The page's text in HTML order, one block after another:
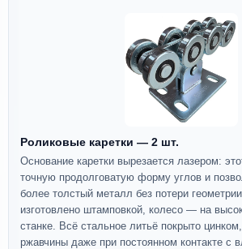
Роликовые каретки — 2 шт.
Основание каретки вырезается лазером:
точную продолговатую форму углов и
более толстый металл без потери
изготовлено штамповкой, колесо — на
станке. Всё стальное литьё покрыто
ржавчины даже при постоянном контакте с